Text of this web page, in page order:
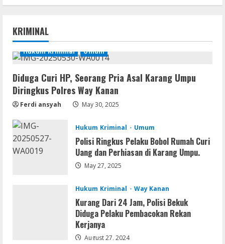
1
Serialers
Ableton Live Crack + Portable Windows
10 (x32x64)
Lan
Assassin’s Creed Shadows Digital
Deluxe Edition Cracked Rune Release
for Desktop
August 6, 2026
Umum
Profil AKBP Ramadhona, Eks Perwira
Brimob Papua Kini Jabat Kapolres Way
Kanan
KRIMINAL
Hukum Kriminal Umum
Diduga Curi HP, Seorang Pria Asal Karang Umpu
Diringkus Polres Way Kanan
Ferdi ansyah May 30, 2025
Hukum Kriminal Umum
Polisi Ringkus Pelaku Bobol Rumah Curi
Uang dan Perhiasan di Karang Umpu.
May 27, 2025
Hukum Kriminal Way Kanan
Kurang Dari 24 Jam, Polisi Bekuk
Diduga Pelaku Pembacokan Rekan
Kerjanya
August 27, 2024